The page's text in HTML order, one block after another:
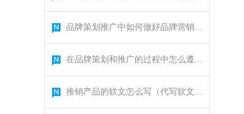
品牌策划推广中如何做好品牌营销...
在品牌策划和推广的过程中怎么遵...
推销产品的软文怎么写（代写软文...